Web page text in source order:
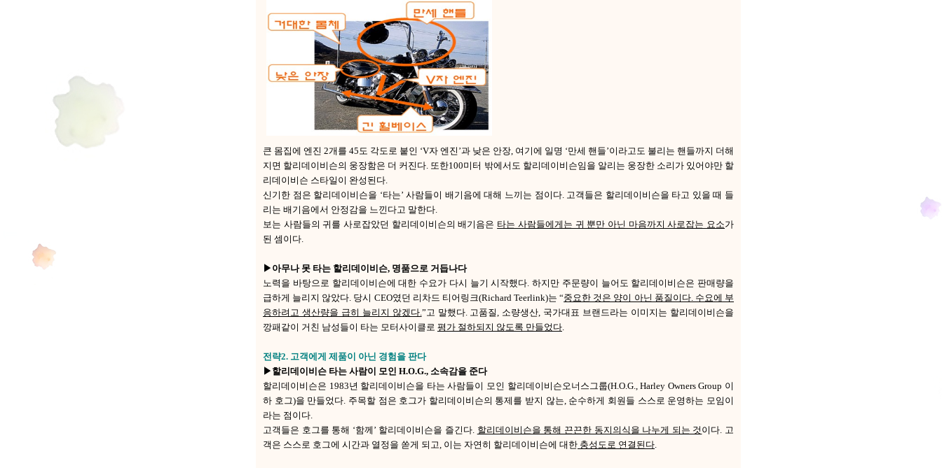
큰 몸집에 엔진 2개를 45도 각도로 붙인 ‘V자 엔진’과 낮은 안장, 여기에 일명 ‘만세 핸들’이라고도 불리는 핸들까지 더해
지면 할리데이비슨의 웅장함은 더 커진다. 또한100미터 밖에서도 할리데이비슨임을 알리는 웅장한 소리가 있어야만 할
리데이비슨 스타일이 완성된다.
신기한 점은 할리데이비슨을 ‘타는’ 사람들이 배기음에 대해 느끼는 점이다. 고객들은 할리데이비슨을 타고 있을 때 들
리는 배기음에서 안정감을 느낀다고 말한다.
보는 사람들의 귀를 사로잡았던 할리데이비슨의 배기음은 타는 사람들에게는 귀 뿐만 아닌 마음까지 사로잡는 요소가
된 셈이다.
▶아무나 못 타는 할리데이비슨, 명품으로 거듭나다
노력을 바탕으로 할리데이비슨에 대한 수요가 다시 늘기 시작했다. 하지만 주문량이 늘어도 할리데이비슨은 판매량을
급하게 늘리지 않았다. 당시 CEO였던 리차드 티어링크(Richard Teerlink)는 “중요한 것은 양이 아닌 품질이다. 수요에 부
응하려고 생산량을 급히 늘리지 않겠다.”고 말했다. 고품질, 소량생산, 국가대표 브랜드라는 이미지는 할리데이비슨을
깡패같이 거친 남성들이 타는 모터사이클로 평가 절하되지 않도록 만들었다.
전략2. 고객에게 제품이 아닌 경험을 판다
▶할리데이비슨 타는 사람이 모인 H.O.G., 소속감을 준다
할리데이비슨은 1983년 할리데이비슨을 타는 사람들이 모인 할리데이비슨오너스그룹(H.O.G., Harley Owners Group 이
하 호그)을 만들었다. 주목할 점은 호그가 할리데이비슨의 통제를 받지 않는, 순수하게 회원들 스스로 운영하는 모임이
라는 점이다.
고객들은 호그를 통해 ‘함께’ 할리데이비슨을 즐긴다. 할리데이비슨을 통해 끈끈한 동지의식을 나누게 되는 것 이다. 고
객은 스스로 호그에 시간과 열정을 쏟게 되고, 이는 자연히 할리데이비슨에 대한 충성도로 연결된다.